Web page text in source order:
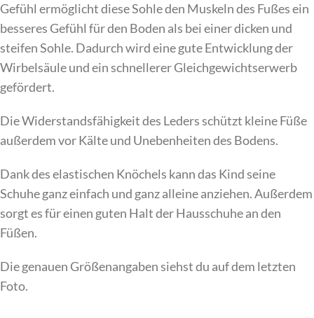
Gefühl ermöglicht diese Sohle den Muskeln des Fußes ein
besseres Gefühl für den Boden als bei einer dicken und
steifen Sohle. Dadurch wird eine gute Entwicklung der
Wirbelsäule und ein schnellerer Gleichgewichtserwerb
gefördert.
Die Widerstandsfähigkeit des Leders schützt kleine Füße
außerdem vor Kälte und Unebenheiten des Bodens.
Dank des elastischen Knöchels kann das Kind seine
Schuhe ganz einfach und ganz alleine anziehen. Außerdem
sorgt es für einen guten Halt der Hausschuhe an den
Füßen.
Die genauen Größenangaben siehst du auf dem letzten
Foto.